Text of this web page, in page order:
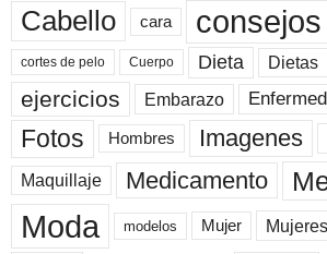
Cabello cara consejos
cortes de pelo Cuerpo Dieta Dietas
ejercicios Embarazo
Fotos Hombres Imagenes
Maquillaje Medicamento
Moda modelos Mujer Mujeres